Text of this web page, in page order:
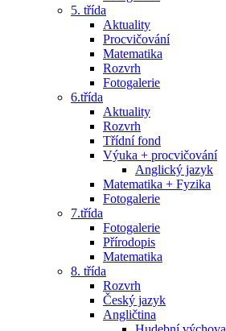
5. třída
Aktuality
Procvičování
Matematika
Rozvrh
Fotogalerie
6.třída
Aktuality
Rozvrh
Třídní fond
Výuka + procvičování
Anglický jazyk
Matematika + Fyzika
Fotogalerie
7.třída
Fotogalerie
Přírodopis
Matematika
8. třída
Rozvrh
Český jazyk
Angličtina